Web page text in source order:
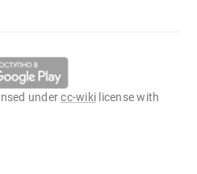
undercc-wiki license with